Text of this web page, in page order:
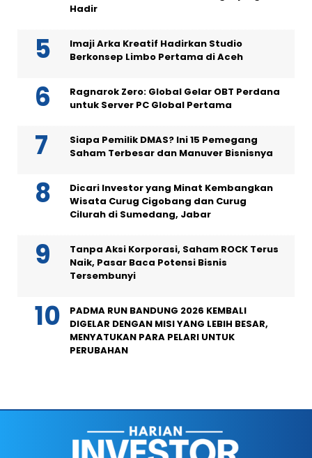
Hadir
Imaji Arka Kreatif Hadirkan Studio
Berkonsep Limbo Pertama di Aceh
Ragnarok Zero: Global Gelar OBT Perdana
untuk Server PC Global Pertama
Siapa Pemilik DMAS? Ini 15 Pemegang
Saham Terbesar dan Manuver Bisnisnya
Dicari Investor yang Minat Kembangkan
Wisata Curug Cigobang dan Curug
Cilurah di Sumedang, Jabar
Tanpa Aksi Korporasi, Saham ROCK Terus
Naik, Pasar Baca Potensi Bisnis
Tersembunyi
PADMA RUN BANDUNG 2026 KEMBALI
DIGELAR DENGAN MISI YANG LEBIH BESAR,
MENYATUKAN PARA PELARI UNTUK
PERUBAHAN